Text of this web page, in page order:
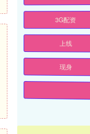
3G配资
上线
现身